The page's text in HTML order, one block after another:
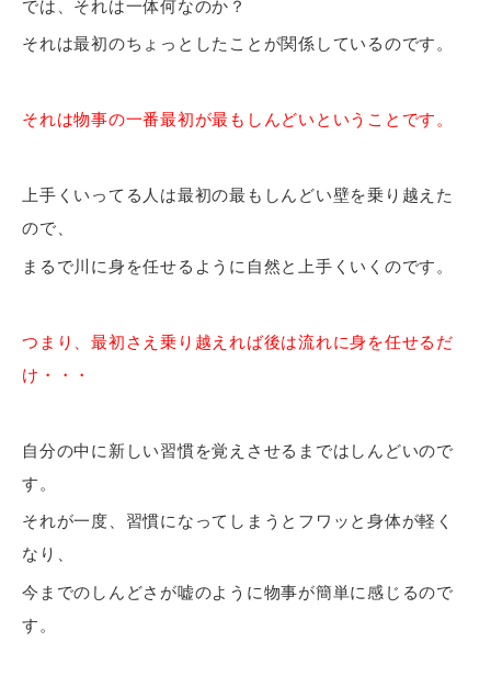
では、それは一体何なのか？
それは最初のちょっとしたことが関係しているのです。
それは物事の一番最初が最もしんどいということです。
上手くいってる人は最初の最もしんどい壁を乗り越えた
ので、
まるで川に身を任せるように自然と上手くいくのです。
つまり、最初さえ乗り越えれば後は流れに身を任せるだ
け・・・
自分の中に新しい習慣を覚えさせるまではしんどいので
す。
それが一度、習慣になってしまうとフワッと身体が軽く
なり、
今までのしんどさが嘘のように物事が簡単に感じるので
す。